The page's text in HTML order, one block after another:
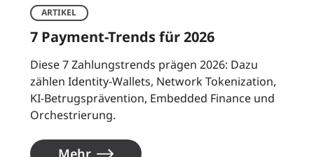
ARTIKEL
7 Payment-Trends für 2026
Diese 7 Zahlungstrends prägen 2026: Dazu
zählen Identity-Wallets, Network Tokenization,
KI-Betrugsprävention, Embedded Finance und
Orchestrierung.
Mehr